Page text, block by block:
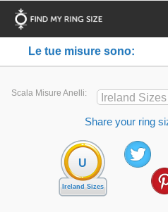
Le tue misure sono:
Scala Misure Anelli: Ireland Sizes
Share your ring
U
Ireland Sizes